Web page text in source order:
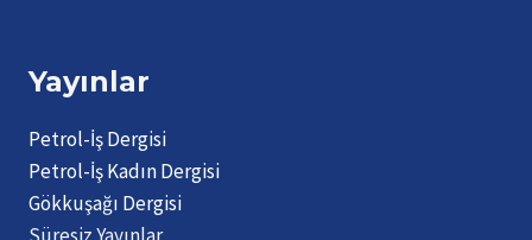
Yayınlar
Petrol-İş Dergisi
Petrol-İş Kadın Dergisi
Gökkuşağı Dergisi